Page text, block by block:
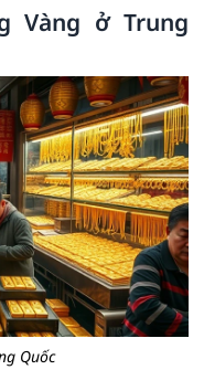
Vàng ở Trung
Quốc